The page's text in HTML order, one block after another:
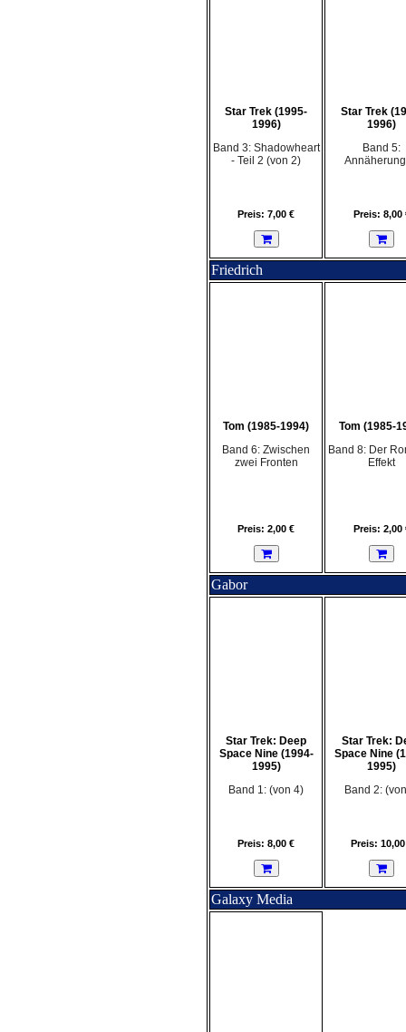
Star Trek (1995-
1996)
Band 3: Shadowheart
- Teil 2 (von 2)
Preis: 7,00 €
Star Trek
1996)
Band 5:
Preis: 8,00
Friedrich
Tom (1985-1994)
Band 6: Zwischen
zwei Fronten
Preis: 2,00 €
Tom (1985-
Band 8: Der
Effekt
Preis: 2,00
Gabor
Star Trek: Deep
Space Nine (1994-
1995)
Band 1: (von 4)
Preis: 8,00 €
Star Trek:
Space Nine
1995)
Band 2:
Preis: 10,00
Galaxy Media